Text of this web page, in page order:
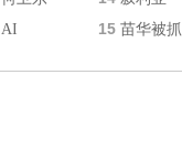
AI 15 苗华被抓